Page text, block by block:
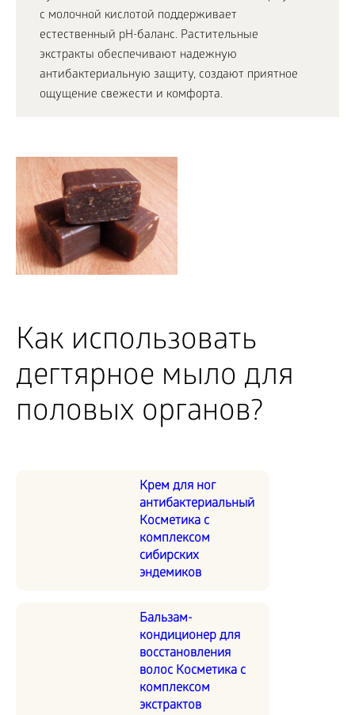
с молочной кислотой поддерживает
естественный pH-баланс. Растительные
экстракты обеспечивают надежную
антибактериальную защиту, создают приятное
ощущение свежести и комфорта.
Как использовать
дегтярное мыло для
половых органов?
Крем для ног
антибактериальный
Косметика с
комплексом
сибирских
эндемиков
Бальзам-
кондиционер для
восстановления
волос Косметика с
комплексом
экстрактов